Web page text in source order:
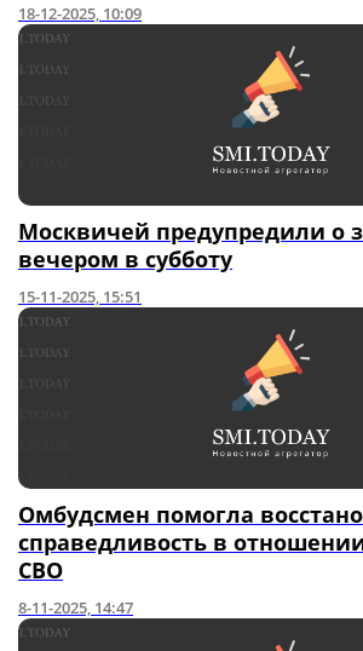
18-12-2025, 10:09
Москвичей предупредили о
вечером в субботу
15-11-2025, 15:51
Омбудсмен помогла
справедливость в
СВО
8-11-2025, 14:47